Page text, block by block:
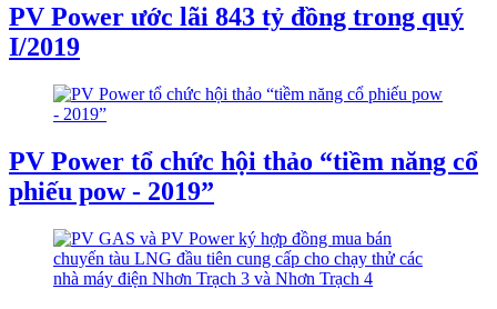
PV Power ước lãi 843 tỷ đồng trong quý
I/2019
PV Power tổ chức hội thảo “tiềm năng cổ
phiếu pow - 2019”